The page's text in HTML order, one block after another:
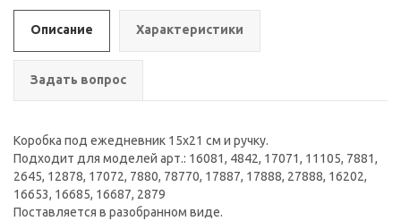
Описание Характеристики
Задать вопрос
Коробка под ежедневник 15х21 см и ручку.
Подходит для моделей арт.: 16081, 4842, 17071, 11105, 7881,
2645, 12878, 17072, 7880, 78770, 17887, 17888, 27888, 16202,
16653, 16685, 16687, 2879
Поставляется в разобранном виде.